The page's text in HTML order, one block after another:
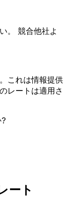
。 競合他社よ
これは情報提供
レートは適用さ
ート